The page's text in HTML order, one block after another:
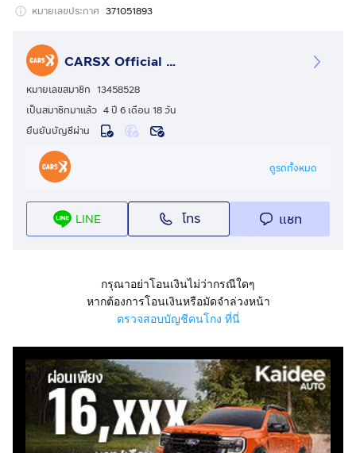
ดอกเบี้ยพิเศษเริ่ม 2.39% มีมากกว่า 20 สถาบันการเงิน
มีเลขาฉุกเฉินดูแล 24 ชั่วโมง - มีรถให้ใช้ระหว่างซ่อม
ส่งรถฟรีทั่วประเทศ
การันตียอดขายมากกว่า 15,000 คัน
____________________________________________
คุณสมบัติเด่น
Brand&Model (ยี่ห้อ - รุ่น ) : MERCEDES-BENZ E300 2.0
E AVANTGARDE
Registration Year (ปีจด) 2021
Mileage * (เลขไมล์) : 40566
Gear (เกียร์) : AT
Engine (เครื่องยนต์) : ปลั๊กอินไฮบริด (PHEV)
Engine Capacity (ความจุกระบอกสูบของเครื่องยนต์) :
ร์ กำลังสูงสุด 211 แรงม้า ที่ 5,500 รอบ/นาที แรงบิดสูงสุด
350 นิวตันเมตร ที่ 1,200 – 4,000 รอบ/นาที ทำงานร่วมกับ
มอเตอร์ไฟฟ้า กำลังสูงสุด 122 แรงม้า 440 นิวตันเมตร
เมื่อเครื่องยนต์ทำงานร่วมกับมอเตอร์ไฟฟ้าทั้งระบบ ให้กำลัง
หมายเลขประกาศ 371051893
CARSX Official - คาร์เอ็กซ์ ศูนย์รวมรถยนต์มือสอง
หมายเลขสมาชิก 13458528
เป็นสมาชิกมาแล้ว 4 ปี 6 เดือน 18 วัน
ยืนยันบัญชีผ่าน
ดูรถทั้งหมด
LINE โทร แชท
กรุณาอย่าโอนเงินไม่ว่ากรณีใดๆ
หากต้องการโอนเงินหรือมัดจำล่วงหน้า
ตรวจสอบบัญชีคนโกง ที่นี่